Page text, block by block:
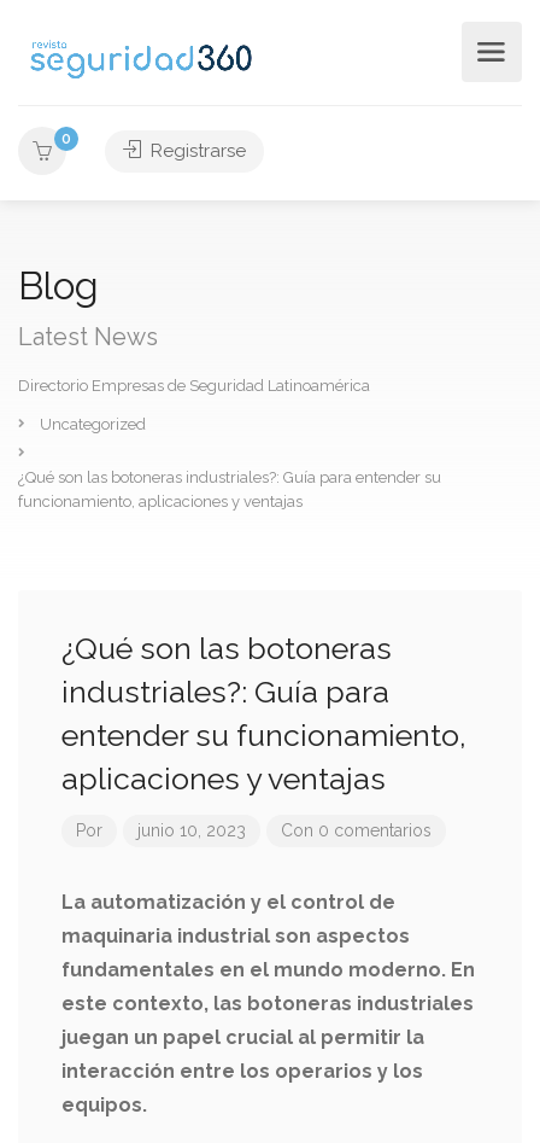
0
Registrarse
Blog
Latest News
Directorio Empresas de Seguridad Latinoamérica
Uncategorized
¿Qué son las botoneras industriales?: Guía para entender su
funcionamiento, aplicaciones y ventajas
¿Qué son las botoneras
industriales?: Guía para
entender su funcionamiento,
aplicaciones y ventajas
Por junio 10, 2023 Con 0 comentarios
La automatización y el control de
maquinaria industrial son aspectos
fundamentales en el mundo moderno. En
este contexto, las botoneras industriales
juegan un papel crucial al permitir la
interacción entre los operarios y los
equipos.